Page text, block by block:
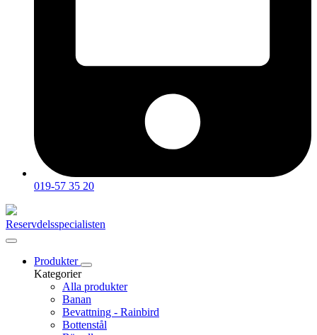
019-57 35 20
Reservdelsspecialisten
Produkter
Kategorier
Alla produkter
Banan
Bevattning - Rainbird
Bottenstål